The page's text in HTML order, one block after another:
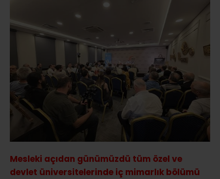
Mesleki açıdan günümüzdü tüm özel ve
devlet üniversitelerinde iç mimarlık bölümü